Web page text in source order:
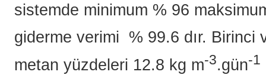
sistemde minimum % 96
giderme verimi % 99.6 dır. Birinci
metan yüzdeleri 12.8 kg m-3.gün-1